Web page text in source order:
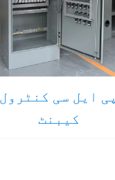
پی ایل سی کنٹرول
کیبنٹ